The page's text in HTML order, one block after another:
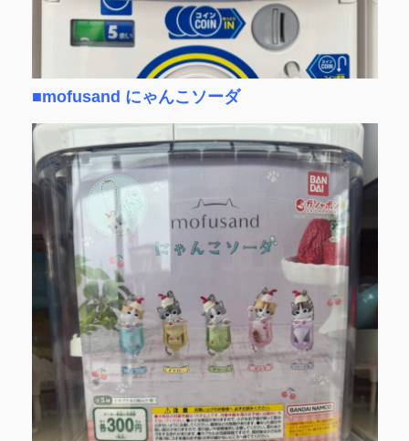
■mofusand にゃんこソーダ